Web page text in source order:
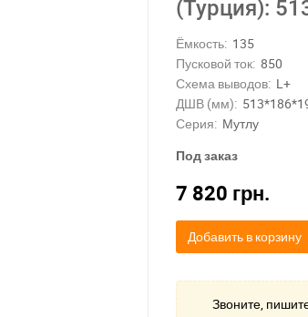
(Турция):
Ёмкость: 135
Пусковой ток: 850
Схема выводов: L+
ДШВ (мм):
Серия: Мутлу
Под заказ
7 820 грн.
Добавить в корзину
Звоните,